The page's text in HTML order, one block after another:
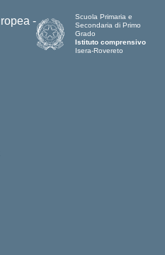
Scuola Primaria e
Secondaria di Primo
Grado
Istituto comprensivo
Isera-Rovereto